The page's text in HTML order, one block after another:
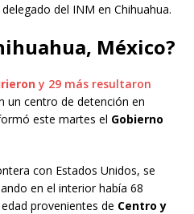
del INM en Chihuahua.
México?
y 29 más resultaron
un centro de detención en
este martes el Gobierno
con Estados Unidos, se
en el interior había 68
provenientes de Centro y